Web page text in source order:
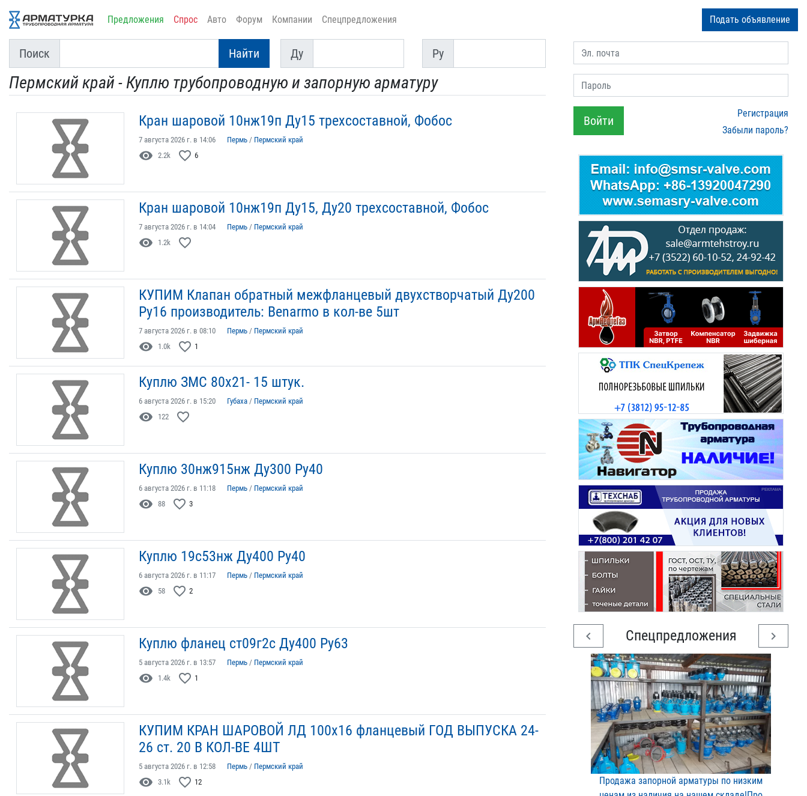
Предложения Спрос Авто Форум Компании Спецпредложения Подать объявление
Поиск Найти
Ду
Ду
Py
Py
Пермский край - Куплю трубопроводную и запорную арматуру
Кран шаровой 10нж19п Ду15 трехсоставной, Фобос
7 августа 2026 г. в 14:06 Пермь / Пермский край
visibility 2.2k favorite_border 6
Кран шаровой 10нж19п Ду15, Ду20 трехсоставной, Фобос
7 августа 2026 г. в 14:04 Пермь / Пермский край
visibility 1.2k favorite_border
КУПИМ Клапан обратный межфланцевый двухстворчатый Ду200
Ру16 производитель: Benarmo в кол-ве 5шт
7 августа 2026 г. в 08:10 Пермь / Пермский край
visibility 1.0k favorite_border 1
Куплю ЗМС 80х21- 15 штук.
6 августа 2026 г. в 15:20 Губаха / Пермский край
visibility 122 favorite_border
Куплю 30нж915нж Ду300 Ру40
6 августа 2026 г. в 11:18 Пермь / Пермский край
visibility 88 favorite_border 3
Куплю 19с53нж Ду400 Ру40
6 августа 2026 г. в 11:17 Пермь / Пермский край
visibility 58 favorite_border 2
Куплю фланец ст09г2с Ду400 Ру63
5 августа 2026 г. в 13:57 Пермь / Пермский край
visibility 1.4k favorite_border 1
КУПИМ КРАН ШАРОВОЙ ЛД 100х16 фланцевый ГОД ВЫПУСКА 24-
26 ст. 20 В КОЛ-ВЕ 4ШТ
5 августа 2026 г. в 12:58 Пермь / Пермский край
visibility 3.1k favorite_border 12
Эл. почта
Пароль
Войти
Регистрация
Забыли пароль?
chevron_left Спецпредложения chevron_right
Продажа запорной арматур​ы по низким